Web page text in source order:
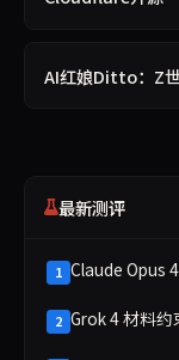
AI红娘Ditto：Z
最新测评
1 Claude Opus
2 Grok 4 材料